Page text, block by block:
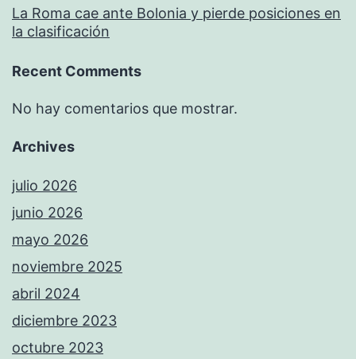
La Roma cae ante Bolonia y pierde posiciones en
la clasificación
Recent Comments
No hay comentarios que mostrar.
Archives
julio 2026
junio 2026
mayo 2026
noviembre 2025
abril 2024
diciembre 2023
octubre 2023